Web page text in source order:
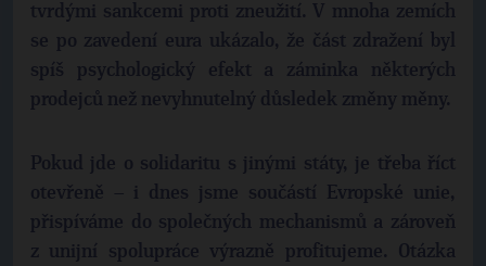
tvrdými sankcemi proti zneužití. V mnoha zemích
se po zavedení eura ukázalo, že část zdražení byl
spíš psychologický efekt a záminka některých
prodejců než nevyhnutelný důsledek změny měny.
Pokud jde o solidaritu s jinými státy, je třeba říct
otevřeně – i dnes jsme součástí Evropské unie,
přispíváme do společných mechanismů a zároveň
z unijní spolupráce výrazně profitujeme. Otázka